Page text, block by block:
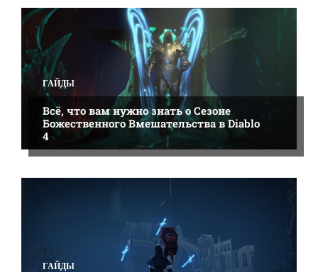
ИГРОВЫЕ МОДЫ
ИГРОВЫЕ ОБЗОРЫ НОВОСТИ
ПОДРОБНЕЕ
ГАЙДЫ
Всё, что вам нужно знать о Сезоне
Божественного Вмешательства в Diablo
4
ГАЙДЫ